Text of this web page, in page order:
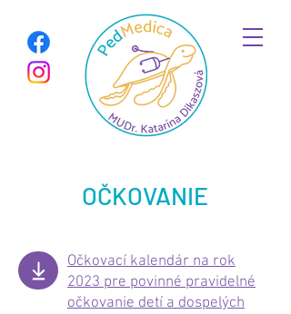
OČKOVANIE
Očkovací kalendár na rok
2023 pre povinné pravidelné
očkovanie detí a dospelých